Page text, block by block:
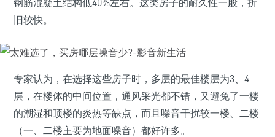
钢筋混凝土结构低40%左右。这类房子的耐久性一般，折
旧较快。
专家认为，在选择这些房子时，多层的最佳楼层为3、4
层，在楼体的中间位置，通风采光都不错，又避免了一楼
的潮湿和顶楼的炎热等缺点，而且噪音干扰较一楼、二楼
（一、二楼主要为地面噪音）都好许多。